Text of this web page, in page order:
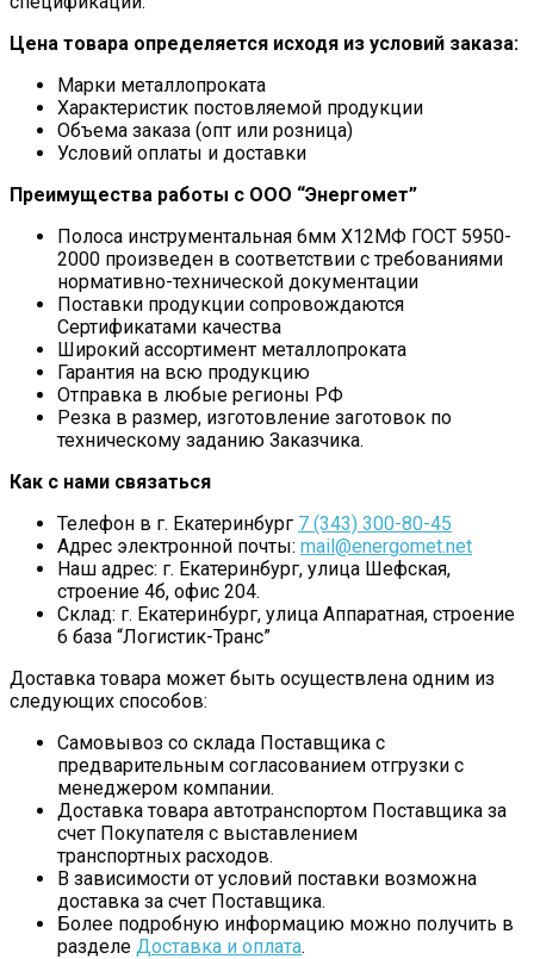
Цена товара определяется исходя из условий заказа:
Марки металлопроката
Характеристик постовляемой продукции
Объема заказа (опт или розница)
Условий оплаты и доставки
Преимущества работы с ООО “Энергомет”
Полоса инструментальная 6мм Х12МФ ГОСТ 5950-
2000 произведен в соответствии с требованиями
нормативно-технической документации
Поставки продукции сопровождаются
Сертификатами качества
Широкий ассортимент металлопроката
Гарантия на всю продукцию
Отправка в любые регионы РФ
Резка в размер, изготовление заготовок по
техническому заданию Заказчика.
Как с нами связаться
Телефон в г. Екатеринбург 7 (343) 300-80-45
Адрес электронной почты: mail@energomet.net
Наш адрес: г. Екатеринбург, улица Шефская,
строение 4б, офис 204.
Склад: г. Екатеринбург, улица Аппаратная, строение
6 база “Логистик-Транс”
Доставка товара может быть осуществлена одним из
следующих способов:
Самовывоз со склада Поставщика с
предварительным согласованием отгрузки с
менеджером компании.
Доставка товара автотранспортом Поставщика за
счет Покупателя с выставлением
транспортных расходов.
В зависимости от условий поставки возможна
доставка за счет Поставщика.
Более подробную информацию можно получить в
разделе Доставка и оплата.